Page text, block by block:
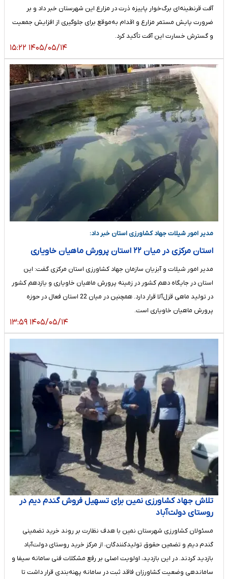
آفت قرنطینه‌ای برگ‌خوار پاییزه ذرت در مزارع این شهرستان خبر داد و بر
ضرورت پایش مستمر مزارع و اقدام به‌موقع برای جلوگیری از افزایش جمعیت
و گسترش خسارت این آفت تأکید کرد.
۱۴۰۵/۰۵/۱۴ ۱۵:۲۲
مدیر امور شیلات جهاد کشاورزی استان خبر داد:
استان مرکزی در میان ۲۲ استان پرورش ماهیان خاویاری
مدیر امور شیلات و آبزیان سازمان جهاد کشاورزی استان مرکزی گفت: این
استان در جایگاه دهم کشور در زمینه پرورش ماهیان خاویاری و یازدهم کشور
در تولید ماهی قزل‌آلا قرار دارد. همچنین در میان 22 استان فعال در حوزه
پرورش ماهیان خاویاری است.
۱۴۰۵/۰۵/۱۴ ۱۳:۵۹
تلاش جهاد کشاورزی نمین برای تسهیل فروش گندم دیم در
روستای دولت‌آباد
مسئولان کشاورزی شهرستان نمین با هدف نظارت بر روند خرید تضمینی
گندم دیم و تضمین حقوق تولیدکنندگان، از مرکز خرید روستای دولت‌آباد
بازدید کردند. در این بازدید، اولویت اصلی بر رفع مشکلات فنی سامانه سیفا و
ساماندهی وضعیت کشاورزان فاقد ثبت در سامانه پهنه‌بندی قرار داشت تا